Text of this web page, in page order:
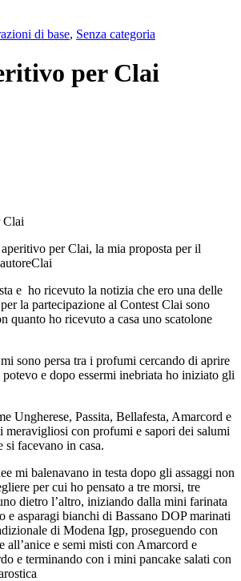
di base, Senza categoria
per Clai
per Clai, la mia proposta per il
e ho ricevuto la notizia che ero una delle
la partecipazione al Contest Clai sono
quanto ho ricevuto a casa uno scatolone
sono persa tra i profumi cercando di aprire
e dopo essermi inebriata ho iniziato gli
Ungherese, Passita, Bellafesta, Amarcord e
con profumi e sapori dei salumi
facevano in casa.
mi balenavano in testa dopo gli assaggi non
per cui ho pensato a tre morsi, tre
dietro l’altro, iniziando dalla mini farinata
e asparagi bianchi di Bassano DOP marinati
di Modena Igp, proseguendo con
all’anice e semi misti con Amarcord e
e terminando con i mini pancake salati con